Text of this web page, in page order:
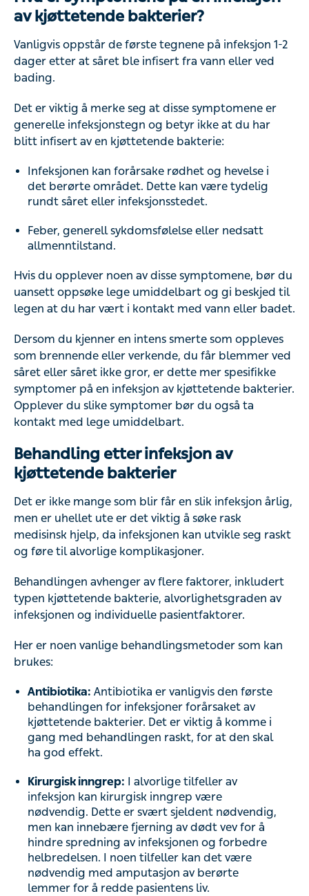
av kjøttetende bakterier?
Vanligvis oppstår de første tegnene på infeksjon 1-2
dager etter at såret ble infisert fra vann eller ved
bading.
Det er viktig å merke seg at disse symptomene er
generelle infeksjonstegn og betyr ikke at du har
blitt infisert av en kjøttetende bakterie:
Infeksjonen kan forårsake rødhet og hevelse i
det berørte området. Dette kan være tydelig
rundt såret eller infeksjonsstedet.
Feber, generell sykdomsfølelse eller nedsatt
allmenntilstand.
Hvis du opplever noen av disse symptomene, bør du
uansett oppsøke lege umiddelbart og gi beskjed til
legen at du har vært i kontakt med vann eller badet.
Dersom du kjenner en intens smerte som oppleves
som brennende eller verkende, du får blemmer ved
såret eller såret ikke gror, er dette mer spesifikke
symptomer på en infeksjon av kjøttetende bakterier.
Opplever du slike symptomer bør du også ta
kontakt med lege umiddelbart.
Behandling etter infeksjon av
kjøttetende bakterier
Det er ikke mange som blir får en slik infeksjon årlig,
men er uhellet ute er det viktig å søke rask
medisinsk hjelp, da infeksjonen kan utvikle seg raskt
og føre til alvorlige komplikasjoner.
Behandlingen avhenger av flere faktorer, inkludert
typen kjøttetende bakterie, alvorlighetsgraden av
infeksjonen og individuelle pasientfaktorer.
Her er noen vanlige behandlingsmetoder som kan
brukes:
Antibiotika: Antibiotika er vanligvis den første
behandlingen for infeksjoner forårsaket av
kjøttetende bakterier. Det er viktig å komme i
gang med behandlingen raskt, for at den skal
ha god effekt.
Kirurgisk inngrep: I alvorlige tilfeller av
infeksjon kan kirurgisk inngrep være
nødvendig. Dette er svært sjeldent nødvendig,
men kan innebære fjerning av dødt vev for å
hindre spredning av infeksjonen og forbedre
helbredelsen. I noen tilfeller kan det være
nødvendig med amputasjon av berørte
lemmer for å redde pasientens liv.